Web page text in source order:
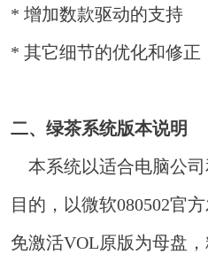
* 增加数款驱动的支持
* 其它细节的优化和修正
二、绿茶系统版本说明
本系统以适合电脑公
目的，以微软080502官
免激活VOL原版为母盘